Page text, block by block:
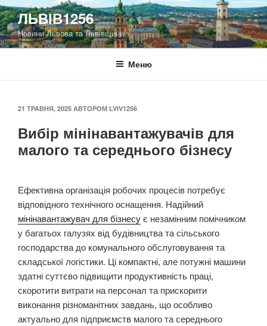
Перейти
до
вмісту
ЛЬВІВ1256
Новини Львова та Львівщини
Меню
ОПУБЛІКОВАНО
21 ТРАВНЯ, 2025 АВТОРОМ LVIV1256
Вибір мінінавантажувачів для
малого та середнього бізнесу
Ефективна організація робочих процесів потребує
відповідного технічного оснащення. Надійний
мінінавантажувач для бізнесує незамінним помічником
у багатьох галузях від будівництва та сільського
господарства до комунального обслуговування та
складської логістики. Ці компактні, але потужні машини
здатні суттєво підвищити продуктивність праці,
скоротити витрати на персонал та прискорити
виконання різноманітних завдань, що особливо
актуально для підприємств малого та середнього